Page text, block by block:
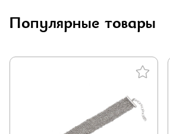
Популярные товары